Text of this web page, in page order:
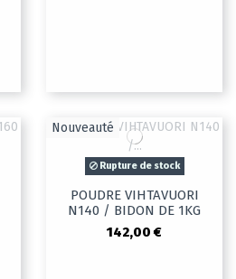
Nouveauté
Rupture de stock
POUDRE VIHTAVUORI
N140 / BIDON DE 1KG
142,00 €